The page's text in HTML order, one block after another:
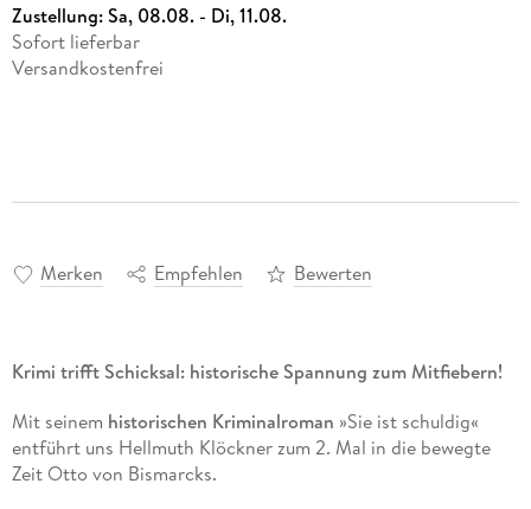
Zustellung:Sa, 08.08. - Di, 11.08.
Sofort lieferbar
Versandkostenfrei
Merken Empfehlen Bewerten
Krimi trifft Schicksal: historische Spannung zum Mitfiebern!
Mit seinem historischen Kriminalroman »Sie ist schuldig«
entführt uns Hellmuth Klöckner zum 2. Mal in die bewegte
Zeit Otto von Bismarcks.